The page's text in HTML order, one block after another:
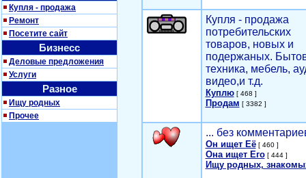
Купля - продажа
Ремонт
Посетите сайт
Бизнесс
Деловые предложения
Услуги
Разное
Ищу родных
Прочее
Купля - продажа
потребительских
товаров, новых и
подержаных.
техника, мебель,
видео,и т.д.
Куплю[ 468 ]
Продам [ 3382 ]
... без
Он ищет Её[ 460 ]
Она ищет Его[ 444 ]
Ищу родных,